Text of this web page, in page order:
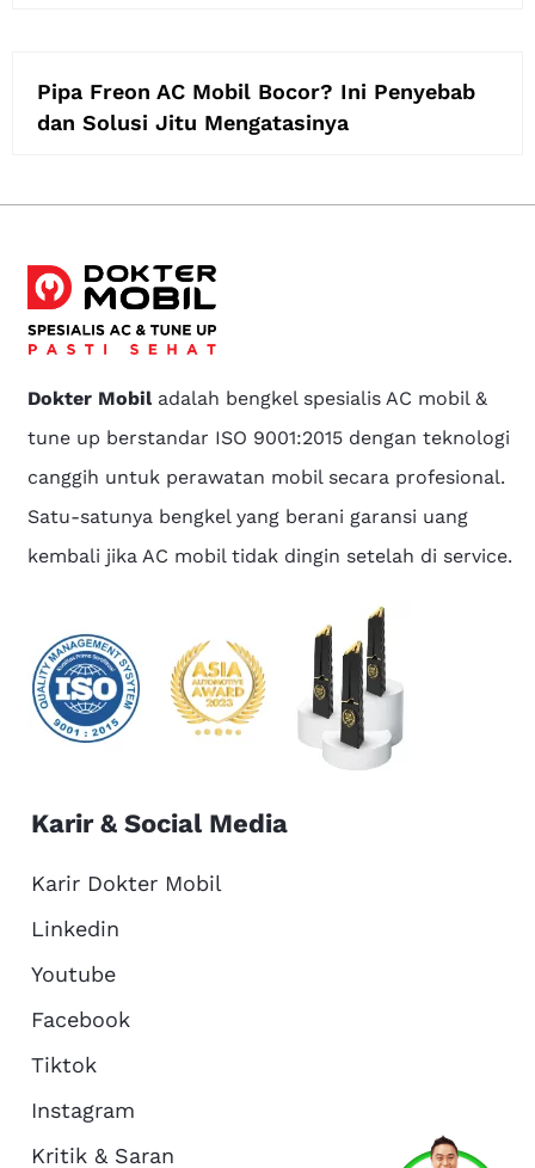
Pipa Freon AC Mobil Bocor? Ini Penyebab
dan Solusi Jitu Mengatasinya
Dokter Mobiladalah bengkel spesialis AC mobil &
tune up berstandar ISO 9001:2015 dengan teknologi
canggih untuk perawatan mobil secara profesional.
Satu-satunya bengkel yang berani garansi uang
kembali jika AC mobil tidak dingin setelah di service.
Karir & Social Media
Karir Dokter Mobil
Linkedin
Youtube
Facebook
Tiktok
Instagram
Kritik & Saran